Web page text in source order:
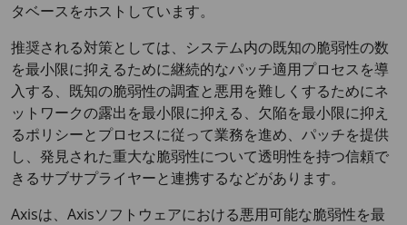
タベースをホストしています。
推奨される対策としては、システム内の既知の脆弱性の数
を最小限に抑えるために継続的なパッチ適用プロセスを導
入する、既知の脆弱性の調査と悪用を難しくするためにネ
ットワークの露出を最小限に抑える、欠陥を最小限に抑え
るポリシーとプロセスに従って業務を進め、パッチを提供
し、発見された重大な脆弱性について透明性を持つ信頼で
きるサブサプライヤーと連携するなどがあります。
Axisは、Axisソフトウェアにおける悪用可能な脆弱性を最